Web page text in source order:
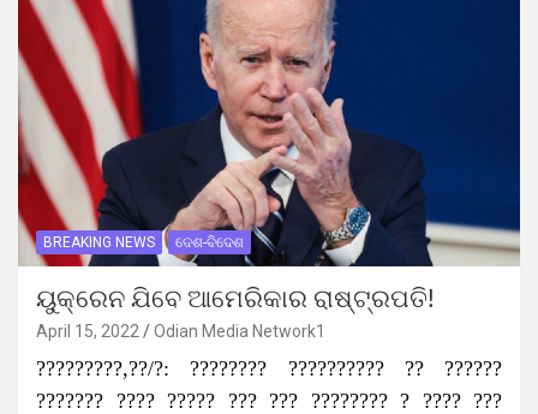
BREAKING NEWS ଦେଶ-ବିଦେଶ
ୟୁକ୍ରେନ ଯିବେ ଆମେରିକାର ରାଷ୍ଟ୍ରପତି!
April 15, 2022 Odian Media Network1
?????????,??/?: ???????? ?????????? ?? ??????
??????? ???? ????? ??? ??? ???????? ? ???? ???